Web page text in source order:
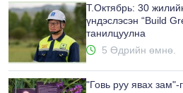
Т.Октябрь: 30
үндэслэсэн “Build
танилцуулна
5 Өдрийн өмнө.
"Говь руу явах зам"-